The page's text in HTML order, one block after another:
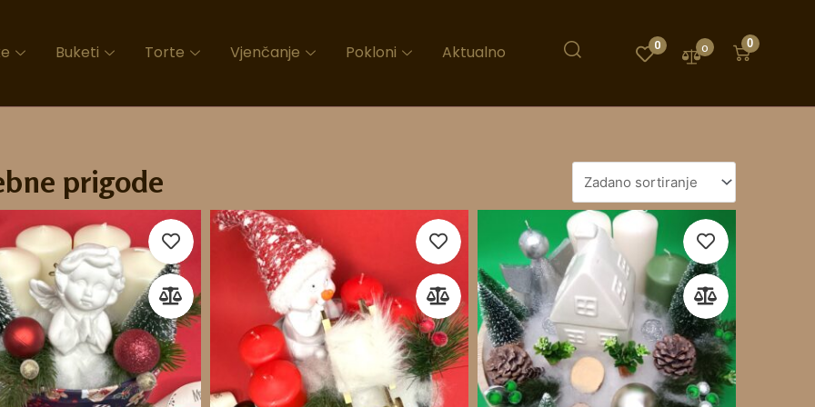
Buketi Torte Vjenčanje Pokloni Aktualno 0 0 0
prigode